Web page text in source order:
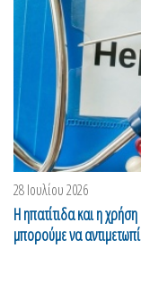
28 Ιουλίου 2026
Η ηπατίτιδα και η
μπορούμε να